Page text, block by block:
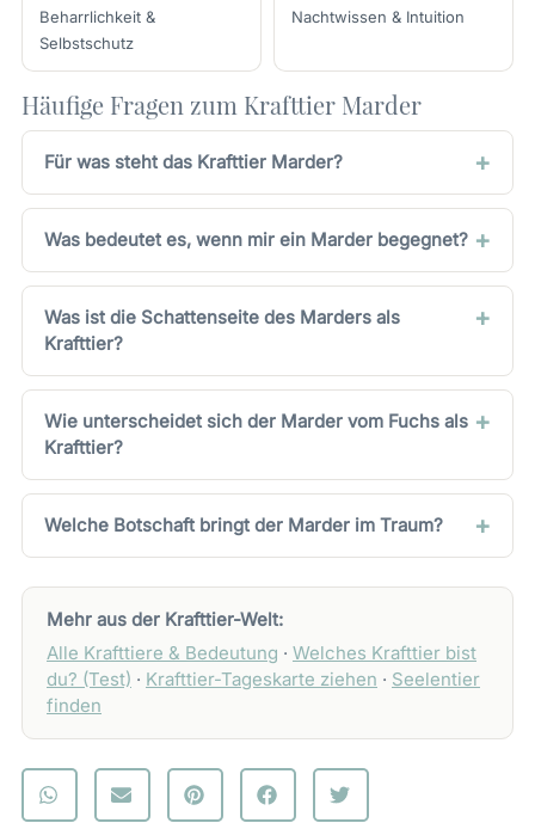
Beharrlichkeit &
Selbstschutz
Nachtwissen & Intuition
Häufige Fragen zum Krafttier Marder
Für was steht das Krafttier Marder?
Was bedeutet es, wenn mir ein Marder begegnet?
Was ist die Schattenseite des Marders als
Krafttier?
Wie unterscheidet sich der Marder vom Fuchs als
Krafttier?
Welche Botschaft bringt der Marder im Traum?
Mehr aus der Krafttier-Welt:
Alle Krafttiere & Bedeutung · Welches Krafttier bist
du? (Test) · Krafttier-Tageskarte ziehen · Seelentier
finden